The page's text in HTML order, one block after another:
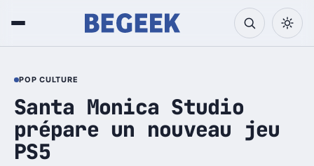
POP CULTURE
Santa Monica Studio
prépare un nouveau jeu
PS5